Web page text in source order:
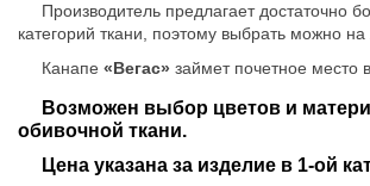
Производитель предлагает достаточно
категорий ткани, поэтому выбрать можно на
Канапе «Вегас» займет почетное место
Возможен выбор цветов и
обивочной ткани.
Цена указана за изделие в 1-ой